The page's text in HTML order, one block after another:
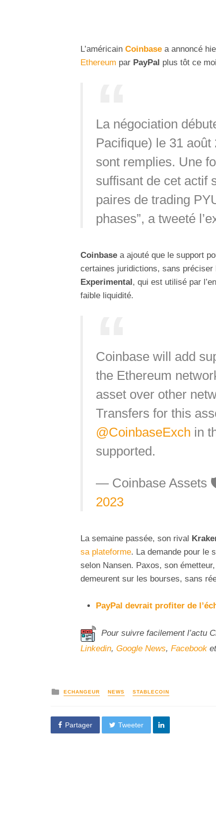
L’américain Coinbase a annoncé
Ethereum par PayPal plus tôt ce
La négociation
Pacifique) le 31
sont remplies. Une
suffisant de cet actif
paires de trading
phases”, a tweeté
Coinbase a ajouté que le support
certaines juridictions, sans préciser
Experimental, qui est utilisé par
faible liquidité.
Coinbase will add
the Ethereum
asset over other
Transfers for this
@CoinbaseExch in
supported.
— Coinbase Assets
2023
La semaine passée, son rival
sa plateforme. La demande pour le
selon Nansen. Paxos, son
demeurent sur les bourses, sans
PayPal devrait profiter de
Pour suivre facilement l’actu
Linkedin, Google News, Facebook
ECHANGEUR NEWS STABLECOIN
Partager Tweeter